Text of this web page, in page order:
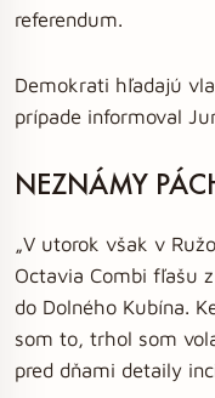
referendum.
Demokrati hľadajú
prípade informoval
NEZNÁMY
„V utorok však v
Octavia Combi fľašu
do Dolného Kubína.
som to, trhol som
pred dňami detaily